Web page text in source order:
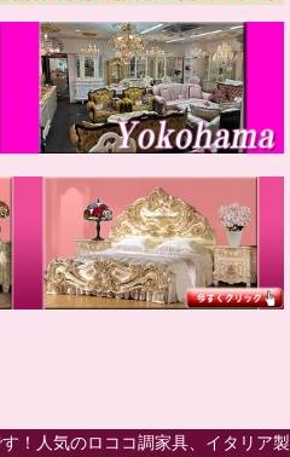
！人気のロココ調家具、イタリア製